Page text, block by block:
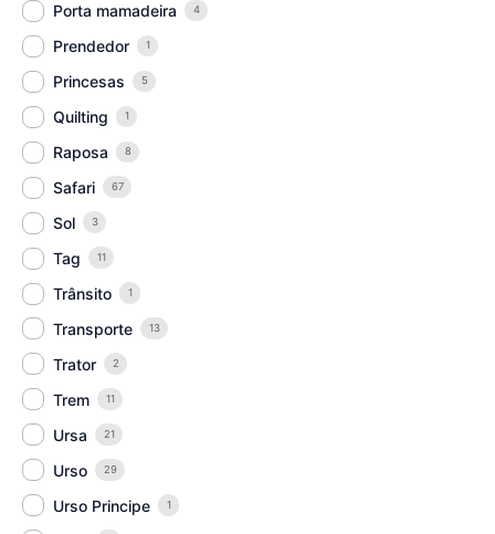
Porta mamadeira 4
Prendedor 1
Princesas 5
Quilting 1
Raposa 8
Safari 67
Sol 3
Tag 11
Trânsito 1
Transporte 13
Trator 2
Trem 11
Ursa 21
Urso 29
Urso Principe 1